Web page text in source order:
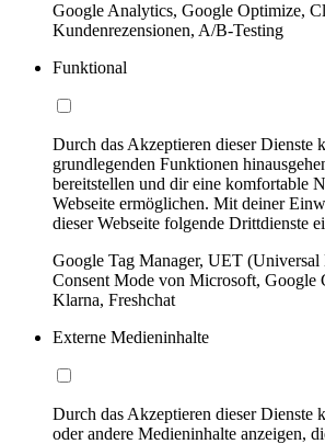
Google Analytics, Google Optimize,
Kundenrezensionen, A/B-Testing
Funktional
Durch das Akzeptieren dieser Dienste
grundlegenden Funktionen
bereitstellen und dir eine komfortable
Webseite ermöglichen. Mit deiner
dieser Webseite folgende Drittdienste
Google Tag Manager, UET
Consent Mode von Microsoft, Google
Klarna, Freshchat
Externe Medieninhalte
Durch das Akzeptieren dieser Dienste
oder andere Medieninhalte anzeigen,